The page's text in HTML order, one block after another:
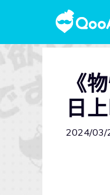
《
日
2024/03/